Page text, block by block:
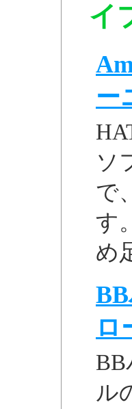
イ
ー
ソ
で
す
め
ロ
ル